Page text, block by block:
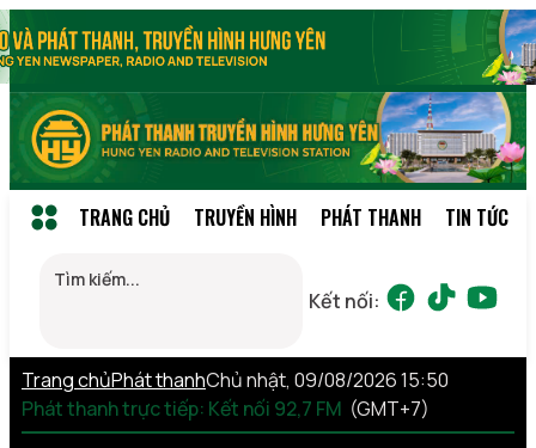
TRANG CHỦ TRUYỀN HÌNH PHÁT THANH TIN TỨC
Kết nối:
Trang chủPhát thanh
Phát thanh trực tiếp: Kết nối 92,7 FM
Chủ nhật, 09/08/2026 15:50
(GMT+7)